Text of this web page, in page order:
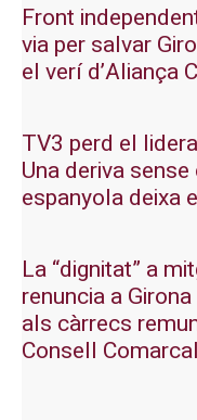
Front
via per salvar
el verí d’Aliança
TV3 perd el
Una deriva
espanyola deixa
La “dignitat” a
renuncia a
als càrrecs
Consell Comarcal